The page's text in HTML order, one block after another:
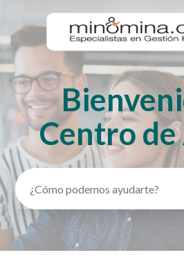
Búsqueda
Centro de